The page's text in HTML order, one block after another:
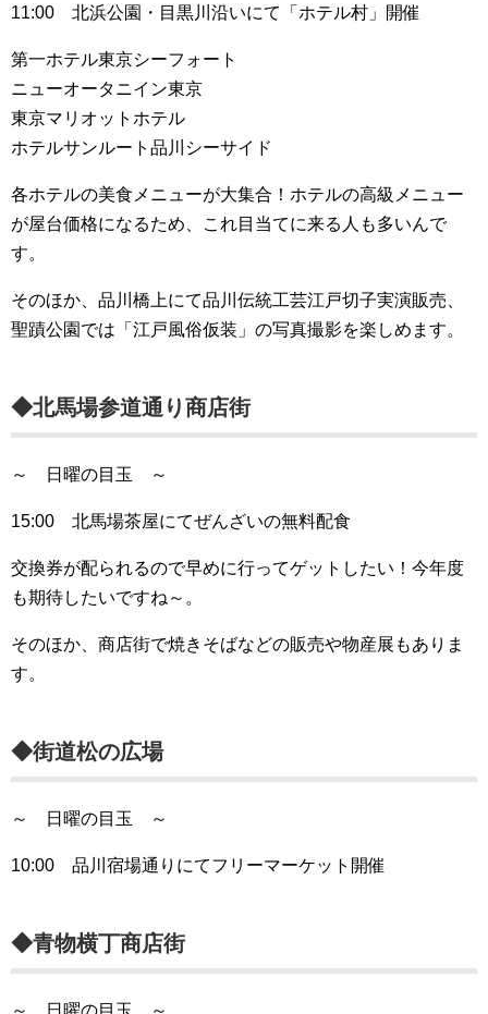
11:00 北浜公園・目黒川沿いにて「ホテル村」開催
第一ホテル東京シーフォート
ニューオータニイン東京
東京マリオットホテル
ホテルサンルート品川シーサイド
各ホテルの美食メニューが大集合！ホテルの高級メニュー
が屋台価格になるため、これ目当てに来る人も多いんで
す。
そのほか、品川橋上にて品川伝統工芸江戸切子実演販売、
聖蹟公園では「江戸風俗仮装」の写真撮影を楽しめます。
◆北馬場参道通り商店街
～ 日曜の目玉 ～
15:00 北馬場茶屋にてぜんざいの無料配食
交換券が配られるので早めに行ってゲットしたい！今年度
も期待したいですね～。
そのほか、商店街で焼きそばなどの販売や物産展もありま
す。
◆街道松の広場
～ 日曜の目玉 ～
10:00 品川宿場通りにてフリーマーケット開催
◆青物横丁商店街
～ 日曜の目玉 ～